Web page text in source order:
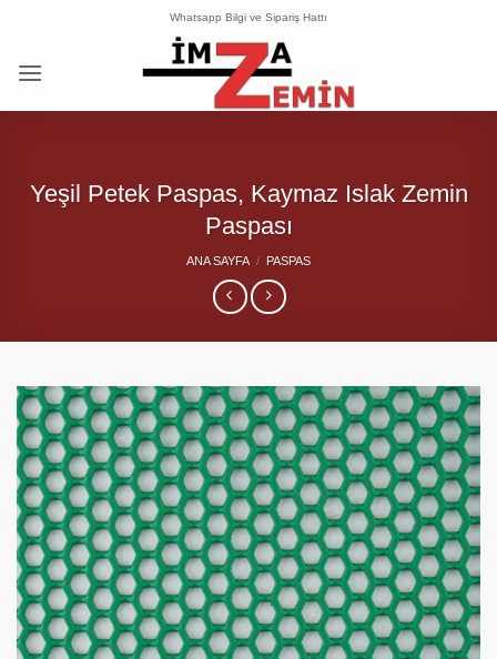
Whatsapp Bilgi ve Sipariş Hattı
Yeşil Petek Paspas, Kaymaz Islak Zemin
Paspası
ANA SAYFA / PASPAS